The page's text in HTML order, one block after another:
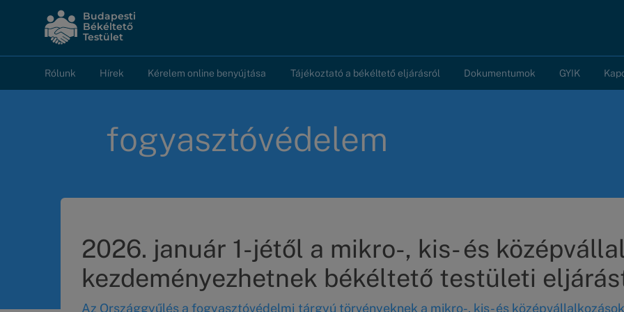
tartalomra
Budapesti
Békéltető
Testület
Fő
Rólunk Hírek Kérelem online benyújtása Tájékoztató a békéltető eljárásról Dokumentumok GYIK
fogyasztóvédelem
2026. január 1-jétől a mikro-, kis- és
kezdeményezhetnek békéltető testületi
Az Országgyűlés a fogyasztóvédelmi tárgyú törvényeknek a mikro-, kis- és